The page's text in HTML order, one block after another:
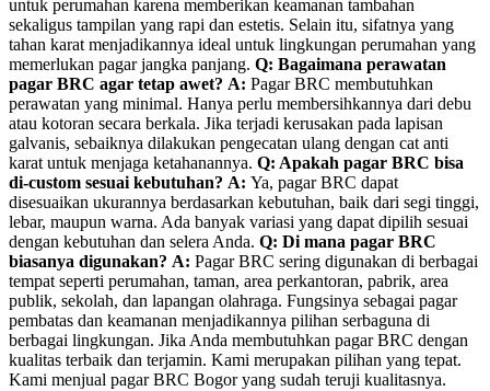
untuk perumahan karena memberikan keamanan tambahan
sekaligus tampilan yang rapi dan estetis. Selain itu, sifatnya yang
tahan karat menjadikannya ideal untuk lingkungan perumahan yang
memerlukan pagar jangka panjang. Q: Bagaimana perawatan
pagar BRC agar tetap awet? A: Pagar BRC membutuhkan
perawatan yang minimal. Hanya perlu membersihkannya dari debu
atau kotoran secara berkala. Jika terjadi kerusakan pada lapisan
galvanis, sebaiknya dilakukan pengecatan ulang dengan cat anti
karat untuk menjaga ketahanannya. Q: Apakah pagar BRC bisa
di-custom sesuai kebutuhan? A: Ya, pagar BRC dapat
disesuaikan ukurannya berdasarkan kebutuhan, baik dari segi tinggi,
lebar, maupun warna. Ada banyak variasi yang dapat dipilih sesuai
dengan kebutuhan dan selera Anda. Q: Di mana pagar BRC
biasanya digunakan? A: Pagar BRC sering digunakan di berbagai
tempat seperti perumahan, taman, area perkantoran, pabrik, area
publik, sekolah, dan lapangan olahraga. Fungsinya sebagai pagar
pembatas dan keamanan menjadikannya pilihan serbaguna di
berbagai lingkungan. Jika Anda membutuhkan pagar BRC dengan
kualitas terbaik dan terjamin. Kami merupakan pilihan yang tepat.
Kami menjual pagar BRC Bogor yang sudah teruji kualitasnya.